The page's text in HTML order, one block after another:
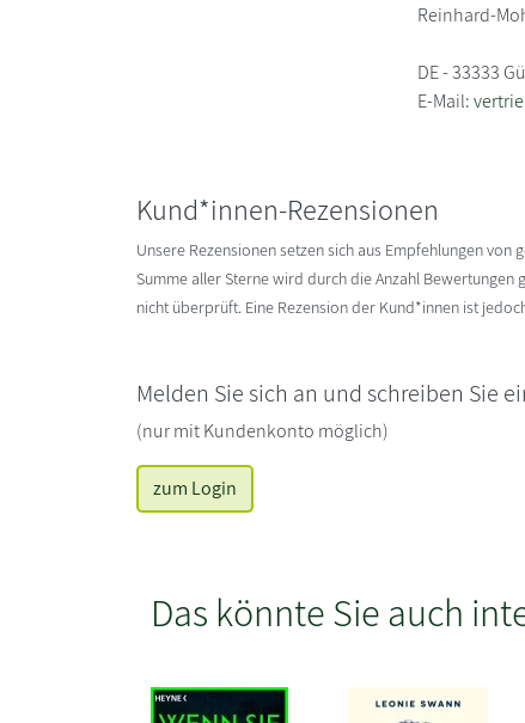
Reinhard-
DE - 33333
E-Mail:
Kund*innen-Rezensionen
Unsere Rezensionen setzen sich aus Empfehlungen
Summe aller Sterne wird durch die Anzahl
nicht überprüft. Eine Rezension der Kund*innen ist
Melden Sie sich an und schreiben Sie
(nur mit Kundenkonto möglich)
zum Login
Das könnte Sie auch